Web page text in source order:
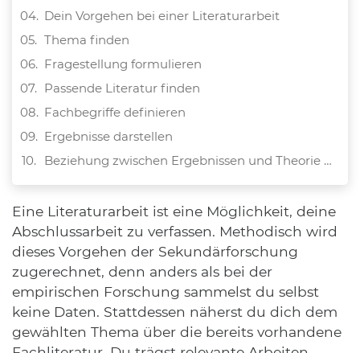
Dein Vorgehen bei einer Literaturarbeit
Thema finden
Fragestellung formulieren
Passende Literatur finden
Fachbegriffe definieren
Ergebnisse darstellen
Beziehung zwischen Ergebnissen und Theorie herstellen
Literaturarbeit und empirische Arbeit: Unterschiede
Das solltest du bei einer Literaturarbeit beachten
Eine Literaturarbeit ist eine Möglichkeit, deine
Abschlussarbeit zu verfassen. Methodisch wird
dieses Vorgehen der Sekundärforschung
zugerechnet, denn anders als bei der
empirischen Forschung sammelst du selbst
keine Daten. Stattdessen näherst du dich dem
gewählten Thema über die bereits vorhandene